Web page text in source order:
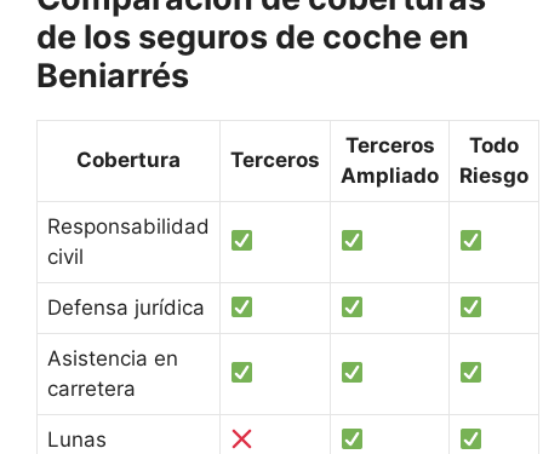
de los seguros de coche en
Beniarrés
Cobertura Terceros
Terceros
Ampliado
Todo
Riesgo
Responsabilidad
civil
Defensa jurídica
Asistencia en
carretera
Lunas